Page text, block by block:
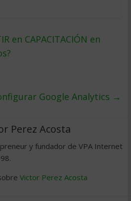
en CAPACITACIÓN en
Google Analytics →
Perez Acosta
y fundador de VPA Internet
Victor Perez Acosta